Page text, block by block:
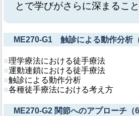
とで学びがさらに深まること
ME270-G1 触診による動作分析（
■理学療法における徒手療法
■運動連鎖における徒手療法
■触診による動作分析
■各種徒手療法における考え方
ME270-G2 関節へのアプローチ（